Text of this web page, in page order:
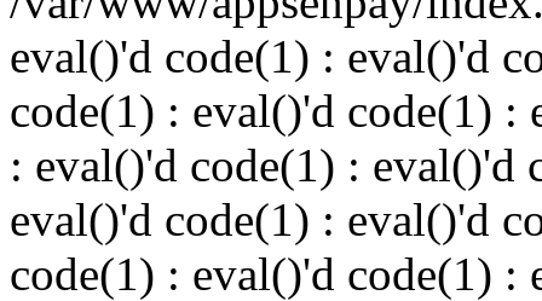
eval()'d code(1) : eval()'d
code(1) : eval()'d code(1) :
: eval()'d code(1) : eval()'d
eval()'d code(1) : eval()'d
code(1) : eval()'d code(1) :